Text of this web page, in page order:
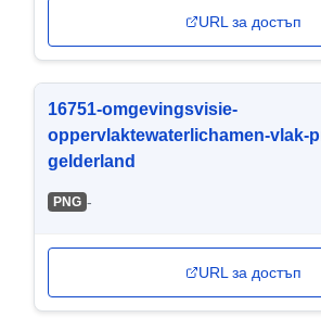
URL за достъп
16751-omgevingsvisie-
oppervlaktewaterlichamen-vlak-
gelderland
PNG -
URL за достъп